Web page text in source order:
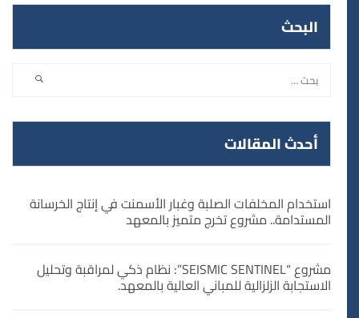
البحث
أحدث المقالات
استخدام المخلفات الصلبة وغبار الأسمنت في إنتاج الخرسانة
المستدامة.. مشروع تخرج متميز بالمعهد
مشروع “SEISMIC SENTINEL”: نظام ذكي لمراقبة وتحليل
الاستجابة الزلزالية للمباني العالية بالمعهد.